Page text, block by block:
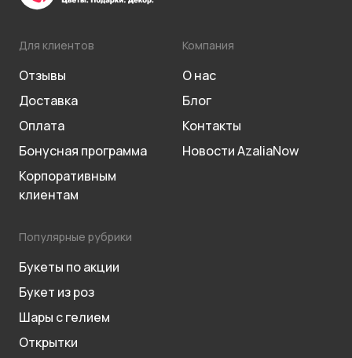
Для клиентов
Отзывы
Доставка
Оплата
Бонусная программа
Корпоративным
клиентам
Компания
О нас
Блог
Контакты
Новости AzaliaNow
Популярные рубрики
Букеты по акции
Букет из роз
Шары с гелием
Открытки